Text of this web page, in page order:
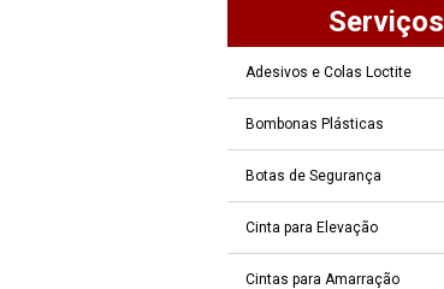
Serviços
Adesivos e Colas Loctite
Bombonas Plásticas
Botas de Segurança
Cinta para Elevação
Cintas para Amarração